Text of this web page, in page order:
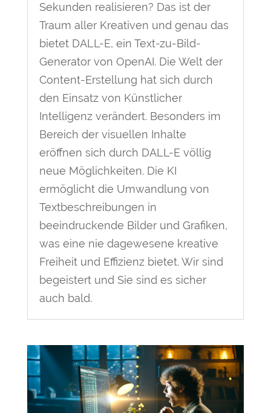
Sekunden realisieren? Das ist der
Traum aller Kreativen und genau das
bietet DALL-E, ein Text-zu-Bild-
Generator von OpenAI. Die Welt der
Content-Erstellung hat sich durch
den Einsatz von Künstlicher
Intelligenz verändert. Besonders im
Bereich der visuellen Inhalte
eröffnen sich durch DALL-E völlig
neue Möglichkeiten. Die KI
ermöglicht die Umwandlung von
Textbeschreibungen in
beeindruckende Bilder und Grafiken,
was eine nie dagewesene kreative
Freiheit und Effizienz bietet. Wir sind
begeistert und Sie sind es sicher
auch bald.